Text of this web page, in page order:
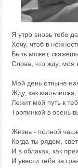
Я утро вновь тебе
Хочу, чтоб в
Быть может,
Слова, что жду, моя
Мой день отныне
Жду, как мальчишка,
Лежит мой путь к
Тропинкой в осень
Жизнь - полной
Когда ты рядом,
И в облаках, как
И увести тебя за